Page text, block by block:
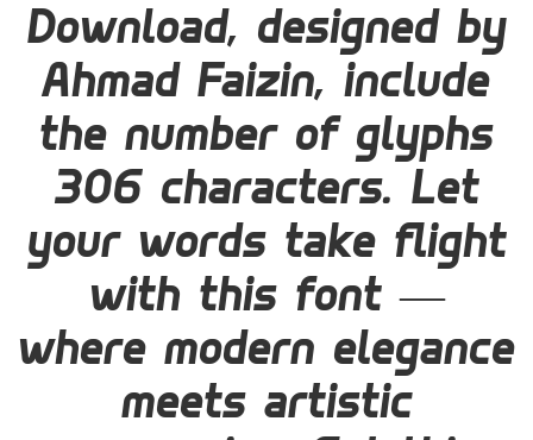
Download, designed by
Ahmad Faizin, include
the number of glyphs
306 characters. Let
your words take flight
with this font —
where modern elegance
meets artistic